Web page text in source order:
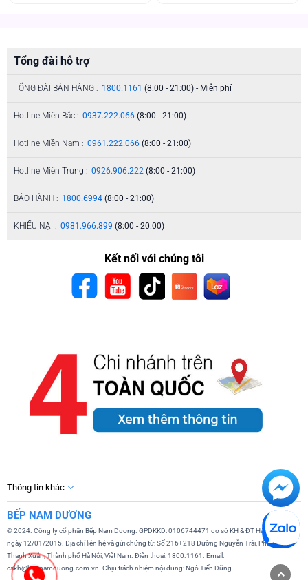
Tổng đài hỗ trợ
TỔNG ĐÀI BÁN HÀNG : 1800.1161 (8:00 - 21:00) - Miễn phí
Hotline Miền Bắc : 0937.222.066 (8:00 - 21:00)
Hotline Miền Nam : 0961.222.066 (8:00 - 21:00)
Hotline Miền Trung : 0926.906.222 (8:00 - 21:00)
BẢO HÀNH : 1800.6994 (8:00 - 21:00)
KHIẾU NẠI : 0981.966.899 (8:00 - 20:00)
Kết nối với chúng tôi
Thông tin khác
BẾP NAM DƯƠNG
© 2024. Công ty cổ phần Bếp Nam Dương. GPDKKD: 0106744471 do sở KH & ĐT Hà Nội cấp
ngày 12/01/2015. Địa chỉ liên hệ và gửi chứng từ: Số 216+218 Đường Nguyễn Trãi, Phường
Thanh Xuân, Thành phố Hà Nội, Việt Nam. Điện thoại: 1800.1161. Email:
cskh@bepnamduong.com.vn. Chịu trách nhiệm nội dung: Ngô Tiến Dũng.